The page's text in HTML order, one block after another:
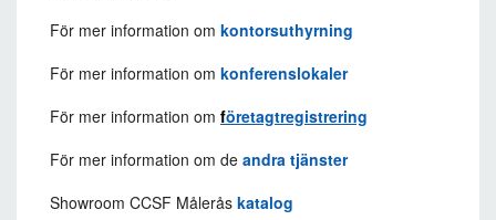
För mer information om kontorsuthyrning
För mer information om konferenslokaler
För mer information om företagtregistrering
För mer information om de andra tjänster
Showroom CCSF Målerås katalog